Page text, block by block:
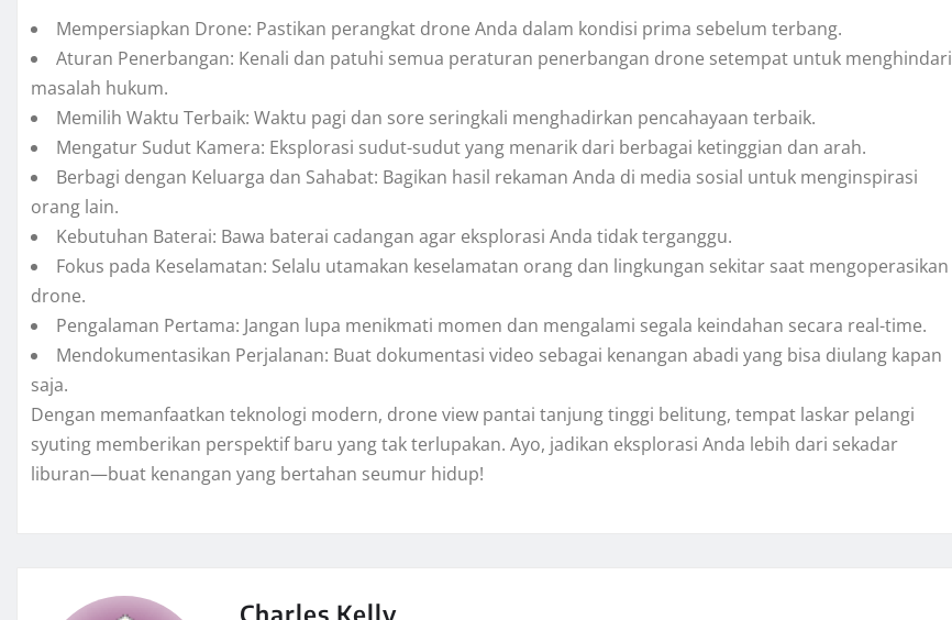
Mempersiapkan Drone: Pastikan perangkat drone Anda dalam kondisi prima sebelum terbang.
Aturan Penerbangan: Kenali dan patuhi semua peraturan penerbangan drone setempat untuk menghindari
masalah hukum.
Memilih Waktu Terbaik: Waktu pagi dan sore seringkali menghadirkan pencahayaan terbaik.
Mengatur Sudut Kamera: Eksplorasi sudut-sudut yang menarik dari berbagai ketinggian dan arah.
Berbagi dengan Keluarga dan Sahabat: Bagikan hasil rekaman Anda di media sosial untuk menginspirasi
orang lain.
Kebutuhan Baterai: Bawa baterai cadangan agar eksplorasi Anda tidak terganggu.
Fokus pada Keselamatan: Selalu utamakan keselamatan orang dan lingkungan sekitar saat mengoperasikan
drone.
Pengalaman Pertama: Jangan lupa menikmati momen dan mengalami segala keindahan secara real-time.
Mendokumentasikan Perjalanan: Buat dokumentasi video sebagai kenangan abadi yang bisa diulang kapan
saja.
Dengan memanfaatkan teknologi modern, drone view pantai tanjung tinggi belitung, tempat laskar pelangi
syuting memberikan perspektif baru yang tak terlupakan. Ayo, jadikan eksplorasi Anda lebih dari sekadar
liburan—buat kenangan yang bertahan seumur hidup!
Charles Kelly